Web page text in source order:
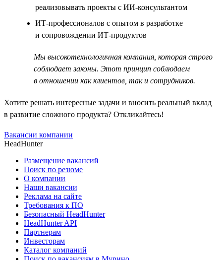
реализовывать проекты с ИИ-консультантом
ИТ-профессионалов с опытом в разработке
и сопровождении ИТ-продуктов
Мы высокотехнологичная компания, которая строго
соблюдает законы. Этот принцип соблюдаем
в отношении как клиентов, так и сотрудников.
Хотите решать интересные задачи и вносить реальный вклад
в развитие сложного продукта? Откликайтесь!
Вакансии компании
HeadHunter
Размещение вакансий
Поиск по резюме
О компании
Наши вакансии
Реклама на сайте
Требования к ПО
Безопасный HeadHunter
HeadHunter API
Партнерам
Инвесторам
Каталог компаний